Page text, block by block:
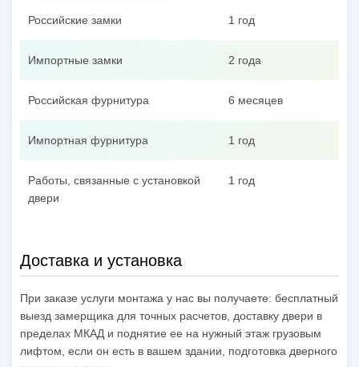
Российские замки 1 год
Импортные замки 2 года
Российская фурнитура 6 месяцев
Импортная фурнитура 1 год
Работы, связанные с установкой
двери
1 год
Доставка и установка
При заказе услуги монтажа у нас вы получаете: бесплатный
выезд замерщика для точных расчетов, доставку двери в
пределах МКАД и поднятие ее на нужный этаж грузовым
лифтом, если он есть в вашем здании, подготовка дверного